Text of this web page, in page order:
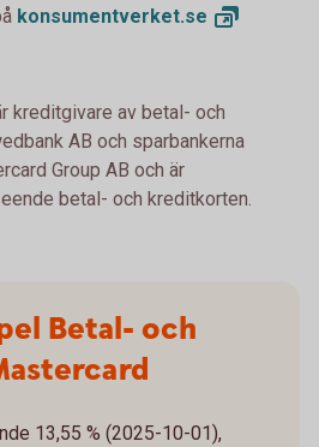
konsumentverket.se
kreditgivare av betal- och
AB och sparbankerna
Group AB och är
betal- och kreditkorten.
Betal- och
13,55 % (2025-10-01),